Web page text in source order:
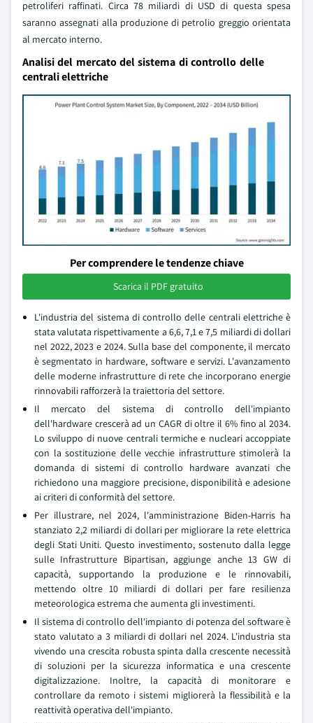
petroliferi raffinati. Circa 78 miliardi di USD di questa spesa
saranno assegnati alla produzione di petrolio greggio orientata
al mercato interno.
Analisi del mercato del sistema di controllo delle
centrali elettriche
Per comprendere le tendenze chiave
Scarica il PDF gratuito
L'industria del sistema di controllo delle centrali elettriche è
stata valutata rispettivamente a 6,6, 7,1 e 7,5 miliardi di dollari
nel 2022, 2023 e 2024. Sulla base del componente, il mercato
è segmentato in hardware, software e servizi. L'avanzamento
delle moderne infrastrutture di rete che incorporano energie
rinnovabili rafforzerà la traiettoria del settore.
Il mercato del sistema di controllo dell'impianto
dell'hardware crescerà ad un CAGR di oltre il 6% fino al 2034.
Lo sviluppo di nuove centrali termiche e nucleari accoppiate
con la sostituzione delle vecchie infrastrutture stimolerà la
domanda di sistemi di controllo hardware avanzati che
richiedono una maggiore precisione, disponibilità e adesione
ai criteri di conformità del settore.
Per illustrare, nel 2024, l'amministrazione Biden-Harris ha
stanziato 2,2 miliardi di dollari per migliorare la rete elettrica
degli Stati Uniti. Questo investimento, sostenuto dalla legge
sulle Infrastrutture Bipartisan, aggiunge anche 13 GW di
capacità, supportando la produzione e le rinnovabili,
mettendo oltre 10 miliardi di dollari per fare resilienza
meteorologica estrema che aumenta gli investimenti.
Il sistema di controllo dell'impianto di potenza del software è
stato valutato a 3 miliardi di dollari nel 2024. L'industria sta
vivendo una crescita robusta spinta dalla crescente necessità
di soluzioni per la sicurezza informatica e una crescente
digitalizzazione. Inoltre, la capacità di monitorare e
controllare da remoto i sistemi migliorerà la flessibilità e la
reattività operativa dell'impianto.